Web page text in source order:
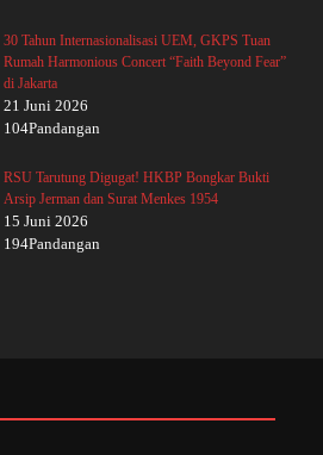
30 Tahun Internasionalisasi UEM, GKPS Tuan
Rumah Harmonious Concert “Faith Beyond Fear”
di Jakarta
21 Juni 2026
104Pandangan
RSU Tarutung Digugat! HKBP Bongkar Bukti
Arsip Jerman dan Surat Menkes 1954
15 Juni 2026
194Pandangan